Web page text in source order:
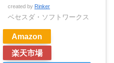
created by Rinker
ベセスダ・ソフトワークス
Amazon
楽天市場